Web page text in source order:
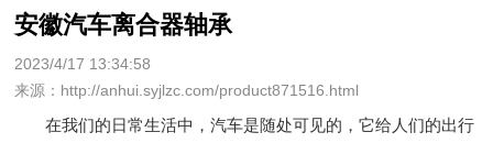
安徽汽车离合器轴承
2023/4/17 13:34:58
来源：http://anhui.syjlzc.com/product871516.html
在我们的日常生活中，汽车是随处可见的，它给人们的出行